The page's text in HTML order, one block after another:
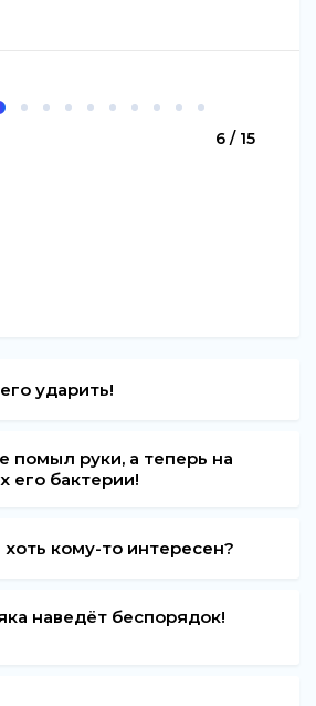
6 / 15
ударить!
помыл руки, а теперь на
его бактерии!
кому-то интересен?
наведёт беспорядок!